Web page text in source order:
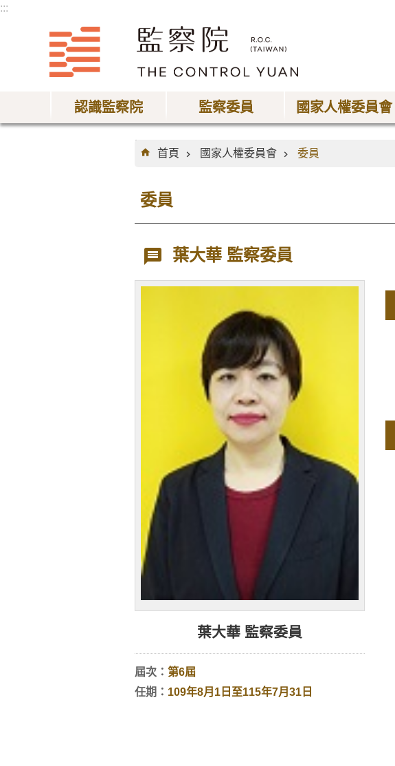
:::
認識監察院 監察委員 國家人權委員會
:::
首頁
國家人權委員會 委員
委員
葉大華 監察委員
葉大華 監察委員
屆次： 第6屆
任期： 109年8月1日至115年7月31日